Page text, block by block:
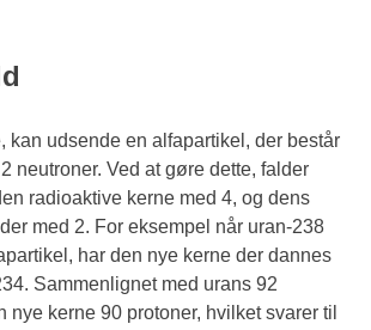
kan udsende en alfapartikel, der består
neutroner. Ved at gøre dette, falder
radioaktive kerne med 4, og dens
med 2. For eksempel når uran-238
har den nye kerne der dannes
Sammenlignet med urans 92
nye kerne 90 protoner, hvilket svarer til